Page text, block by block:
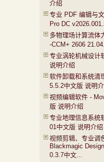
介绍
专业 PDF 编辑与
Pro DC
多物理场计算流体
-CCM+ 2606
专业涡轮机械设计
说明介绍
软件卸载和系统清
5.5.2中文版 说明
视频编辑软件 -
版 说明介绍
专业地理信息系统
01中文版 说明介绍
视频剪辑、专业调
Blackmagic
0.3.7中文...